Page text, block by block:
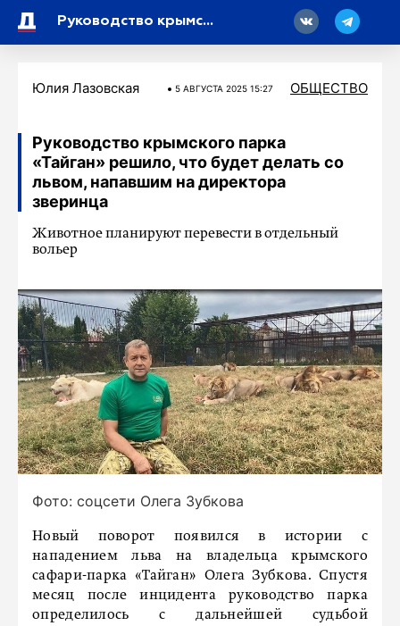
Руководство крымского парка «Тайган» решило, что будет делать со львом, напавшим на директора зверинца
Юлия Лазовская 5 АВГУСТА 2025 15:27 ОБЩЕСТВО
Руководство крымского парка
«Тайган» решило, что будет делать со
львом, напавшим на директора
зверинца
Животное планируют перевести в отдельный
вольер
Фото: соцсети Олега Зубкова
Новый поворот появился в истории с
нападением льва на владельца крымского
сафари-парка «Тайган» Олега Зубкова. Спустя
месяц после инцидента руководство парка
определилось с дальнейшей судьбой